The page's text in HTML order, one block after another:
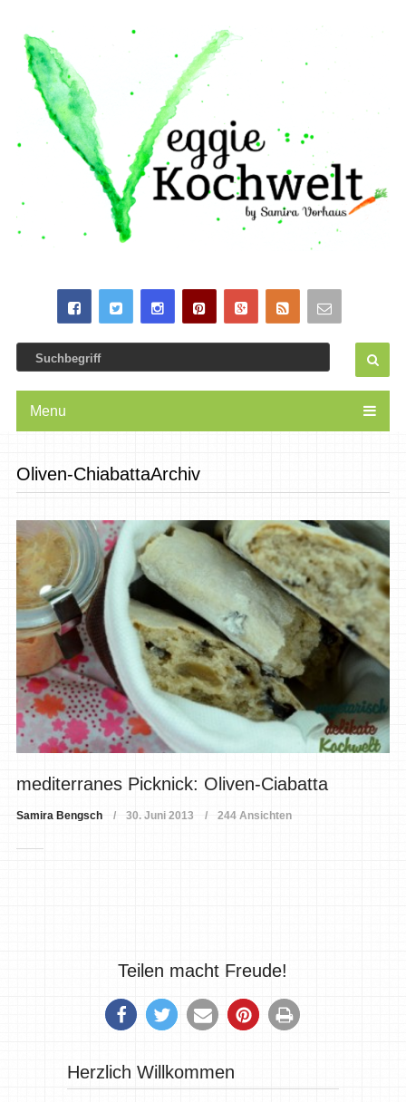
Menu
Oliven-ChiabattaArchiv
mediterranes Picknick: Oliven-Ciabatta
Samira Bengsch 30. Juni 2013 244 Ansichten
Teilen macht Freude!
Herzlich Willkommen